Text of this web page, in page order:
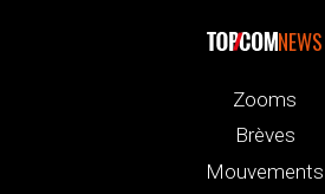
NEWS
Zooms
Brèves
Mouvements